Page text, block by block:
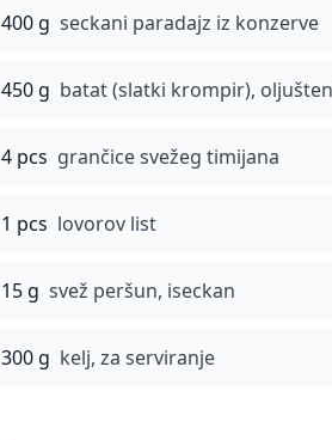
400 g seckani paradajz iz konzerve
450 g batat (slatki krompir),
4 pcs grančice svežeg timijana
1 pcs lovorov list
15 g svež peršun, iseckan
300 g kelj, za serviranje